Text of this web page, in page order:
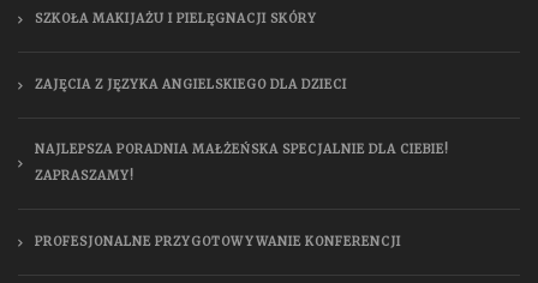
SZKOŁA MAKIJAŻU I PIELĘGNACJI SKÓRY
ZAJĘCIA Z JĘZYKA ANGIELSKIEGO DLA DZIECI
NAJLEPSZA PORADNIA MAŁŻEŃSKA SPECJALNIE DLA CIEBIE!
ZAPRASZAMY!
PROFESJONALNE PRZYGOTOWYWANIE KONFERENCJI